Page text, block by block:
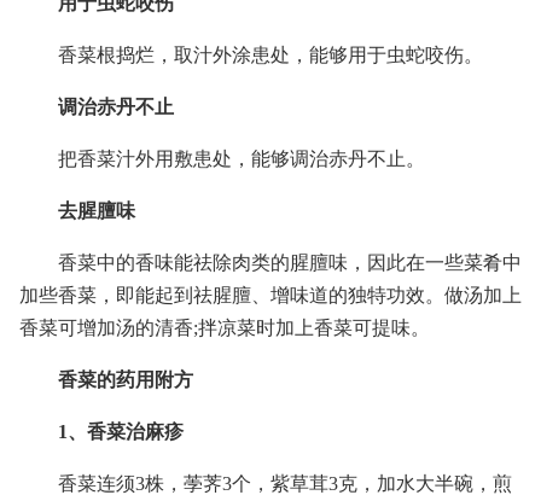
香菜根捣烂，取汁外涂患处，能够用于虫蛇咬伤。
调治赤丹不止
把香菜汁外用敷患处，能够调治赤丹不止。
去腥膻味
香菜中的香味能祛除肉类的腥膻味，因此在一些菜肴中
加些香菜，即能起到祛腥膻、增味道的独特功效。做汤加上
香菜可增加汤的清香;拌凉菜时加上香菜可提味。
香菜的药用附方
1、香菜治麻疹
香菜连须3株，荸荠3个，紫草茸3克，加水大半碗，煎